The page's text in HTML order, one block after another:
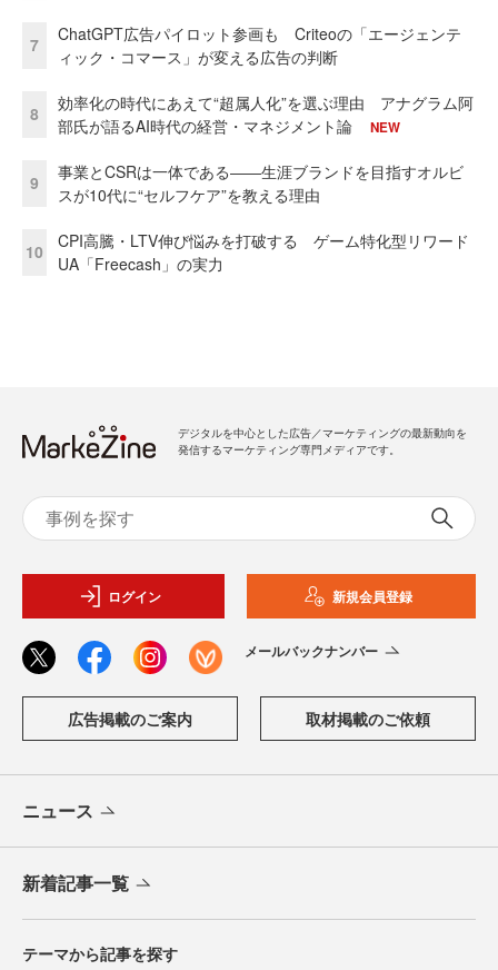
7
ChatGPT広告パイロット参画も Criteoの「エージェンテ
ィック・コマース」が変える広告の判断
8
効率化の時代にあえて“超属人化”を選ぶ理由 アナグラム阿
部氏が語るAI時代の経営・マネジメント論
NEW
9
事業とCSRは一体である――生涯ブランドを目指すオルビ
スが10代に“セルフケア”を教える理由
10
CPI高騰・LTV伸び悩みを打破する ゲーム特化型リワード
UA「Freecash」の実力
デジタルを中心とした広告／マーケティングの最新動向を
発信するマーケティング専門メディアです。
ログイン 新規会員登録
メールバックナンバー
広告掲載のご案内 取材掲載のご依頼
ニュース
新着記事一覧
テーマから記事を探す